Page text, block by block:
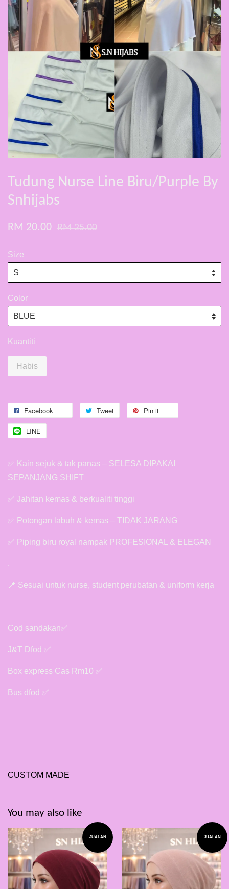
Tudung Nurse Line Biru/Purple By
Snhijabs
RM 20.00 RM 25.00
Size
Color
Kuantiti
Habis
Facebook Tweet Pin it
LINE
✅ Kain sejuk & tak panas – SELESA DIPAKAI
SEPANJANG SHIFT
✅ Jahitan kemas & berkualiti tinggi
✅ Potongan labuh & kemas – TIDAK JARANG
✅ Piping biru royal nampak PROFESIONAL & ELEGAN
.
📍 Sesuai untuk nurse, student perubatan & uniform kerja
Cod sandakan✅
J&T Dfod ✅
Box express Cas Rm10 ✅
Bus dfod ✅
CUSTOM MADE
You may also like
JUALAN JUALAN